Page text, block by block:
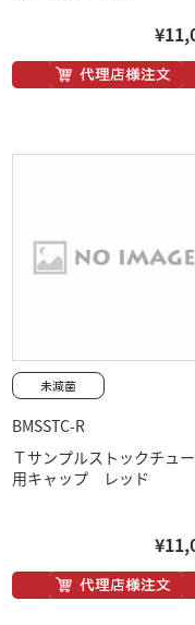
BMSSTC-R
Ｔサンプルストックチュ
用キャップ レッド